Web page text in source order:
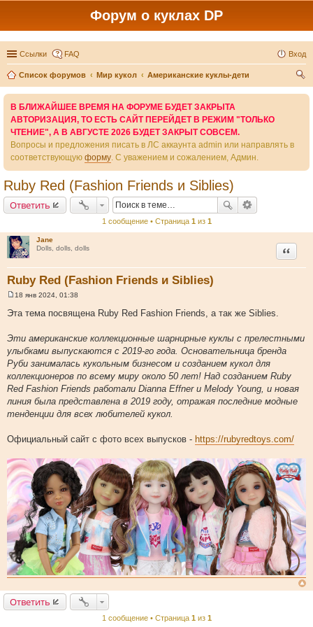
Форум о куклах DP
Ссылки FAQ Вход
Список форумов Мир кукол
Американские куклы-дети
В БЛИЖАЙШЕЕ ВРЕМЯ НА ФОРУМЕ БУДЕТ ЗАКРЫТА
АВТОРИЗАЦИЯ, ТО ЕСТЬ САЙТ ПЕРЕЙДЕТ В РЕЖИМ "ТОЛЬКО
ЧТЕНИЕ", А В АВГУСТЕ 2026 БУДЕТ ЗАКРЫТ СОВСЕМ.
Вопросы и предложения писать в ЛС аккаунта admin или направлять в
соответствующую форму. С уважением и сожалением, Админ.
Ruby Red (Fashion Friends и Siblies)
Ответить
1 сообщение • Страница 1 из 1
Jane
Dolls, dolls, dolls
Ruby Red (Fashion Friends и Siblies)
Цитата
о
е
н
е
18 янв 2024, 01:38
Эта тема посвящена Ruby Red Fashion Friends, а так же Siblies.
Эти американские коллекционные шарнирные куклы с прелестными
улыбками выпускаются с 2019-го года. Основательница бренда
Руби занималась кукольным бизнесом и созданием кукол для
коллекционеров по всему миру около 50 лет! Над созданием Ruby
Red Fashion Friends работали Dianna Effner и Melody Young, и новая
линия была представлена в 2019 году, отражая последние модные
тенденции для всех любителей кукол.
Официальный сайт с фото всех выпусков - https://rubyredtoys.com/
Ответить
1 сообщение • Страница 1 из 1